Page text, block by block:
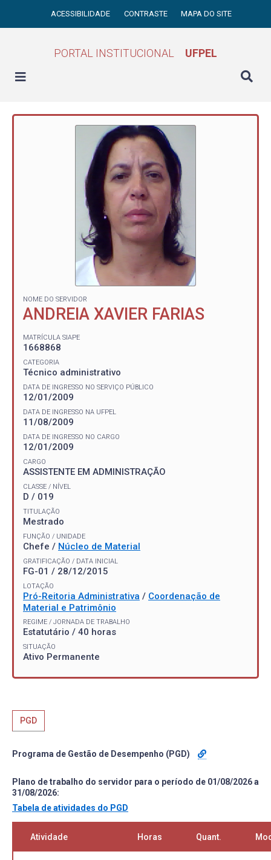
ACESSIBILIDADE CONTRASTE MAPA DO SITE
PORTAL INSTITUCIONAL UFPEL
NOME DO SERVIDOR
ANDREIA XAVIER FARIAS
MATRÍCULA SIAPE
1668868
CATEGORIA
Técnico administrativo
DATA DE INGRESSO NO SERVIÇO PÚBLICO
12/01/2009
DATA DE INGRESSO NA UFPEL
11/08/2009
DATA DE INGRESSO NO CARGO
12/01/2009
CARGO
ASSISTENTE EM ADMINISTRAÇÃO
CLASSE / NÍVEL
D / 019
TITULAÇÃO
Mestrado
FUNÇÃO / UNIDADE
Chefe / Núcleo de Material
GRATIFICAÇÃO / DATA INICIAL
FG-01 / 28/12/2015
LOTAÇÃO
Pró-Reitoria Administrativa / Coordenação de
Material e Patrimônio
REGIME / JORNADA DE TRABALHO
Estatutário / 40 horas
SITUAÇÃO
Ativo Permanente
PGD
Programa de Gestão de Desempenho (PGD)
Plano de trabalho do servidor para o período de 01/08/2026 a
31/08/2026:
Tabela de atividades do PGD
Atividade Horas Quant.